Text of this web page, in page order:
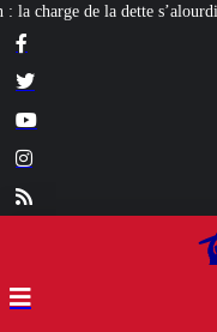
la PME franco-